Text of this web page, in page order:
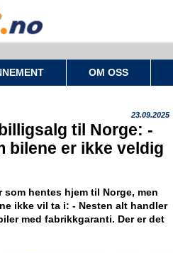
OM OSS
23.09.2025
til Norge: -
bilene er ikke veldig
hentes hjem til Norge, men
ikke vil ta i: - Nesten alt handler
med fabrikkgaranti. Der er det